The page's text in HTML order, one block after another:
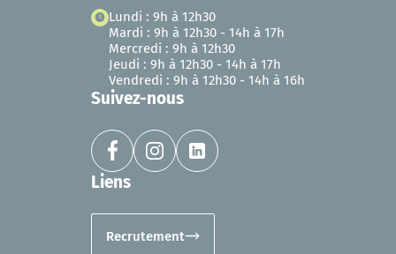
Lundi : 9h à 12h30
Mardi : 9h à 12h30 - 14h à 17h
Mercredi : 9h à 12h30
Jeudi : 9h à 12h30 - 14h à 17h
Vendredi : 9h à 12h30 - 14h à 16h
Suivez-nous
Liens
Recrutement